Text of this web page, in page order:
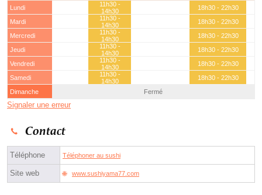
Lundi
11h30 -
14h30
18h30 - 22h30
Mardi
11h30 -
14h30
18h30 - 22h30
Mercredi
11h30 -
14h30
18h30 - 22h30
Jeudi
11h30 -
14h30
18h30 - 22h30
Vendredi
11h30 -
14h30
18h30 - 22h30
Samedi
11h30 -
14h30
18h30 - 22h30
Dimanche
Fermé
Signaler une erreur
Contact
Téléphone Téléphoner au sushi
Site web www.sushiyama77.com